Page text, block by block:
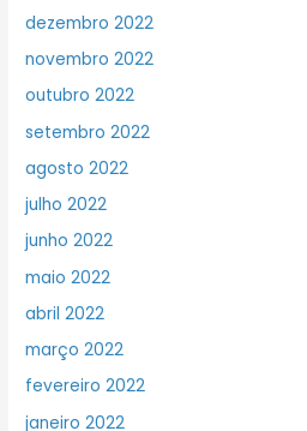
dezembro 2022
novembro 2022
outubro 2022
setembro 2022
agosto 2022
julho 2022
junho 2022
maio 2022
abril 2022
março 2022
fevereiro 2022
janeiro 2022